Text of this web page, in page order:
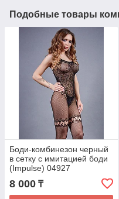
Подобные товары
Боди-комбинезон черный
в сетку с имитацией боди
(Impulse) 04927
8 000 ₸